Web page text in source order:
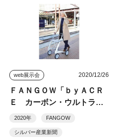
web展示会 2020/12/26
ＦＡＮＧＯＷ「ｂｙＡＣＲ
Ｅ カーボン・ウルトララ
イト」
2020年 FANGOW
シルバー産業新聞